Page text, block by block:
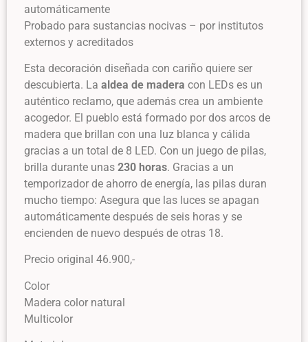
automáticamente
Probado para sustancias nocivas – por institutos
externos y acreditados
Esta decoración diseñada con cariño quiere ser
descubierta. La aldea de madera con LEDs es un
auténtico reclamo, que además crea un ambiente
acogedor. El pueblo está formado por dos arcos de
madera que brillan con una luz blanca y cálida
gracias a un total de 8 LED. Con un juego de pilas,
brilla durante unas 230 horas. Gracias a un
temporizador de ahorro de energía, las pilas duran
mucho tiempo: Asegura que las luces se apagan
automáticamente después de seis horas y se
encienden de nuevo después de otras 18.
Precio original 46.900,-
Color
Madera color natural
Multicolor